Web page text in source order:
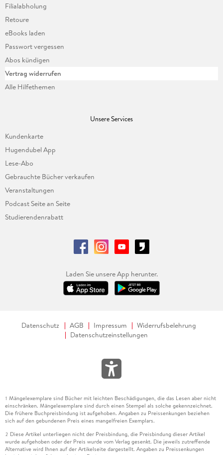
Filialabholung
Retoure
eBooks laden
Passwort vergessen
Abos kündigen
Vertrag widerrufen
Alle Hilfethemen
Unsere Services
Kundenkarte
Hugendubel App
Lese-Abo
Gebrauchte Bücher verkaufen
Veranstaltungen
Podcast Seite an Seite
Studierendenrabatt
Laden Sie unsere App herunter.
Datenschutz AGB Impressum
Widerrufsbelehrung
Datenschutzeinstellungen
1 Mängelexemplare sind Bücher mit leichten Beschädigungen, die das Lesen aber nicht
einschränken. Mängelexemplare sind durch einen Stempel als solche gekennzeichnet.
Die frühere Buchpreisbindung ist aufgehoben. Angaben zu Preissenkungen beziehen
sich auf den gebundenen Preis eines mangelfreien Exemplars.
2 Diese Artikel unterliegen nicht der Preisbindung, die Preisbindung dieser Artikel
wurde aufgehoben oder der Preis wurde vom Verlag gesenkt. Die jeweils zutreffende
Alternative wird Ihnen auf der Artikelseite dargestellt. Angaben zu Preissenkungen